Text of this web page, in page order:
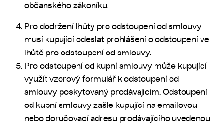
občanského zákoníku.
Pro dodržení lhůty pro odstoupení od smlouvy
musí kupující odeslat prohlášení o odstoupení ve
lhůtě pro odstoupení od smlouvy.
Pro odstoupení od kupní smlouvy může kupující
využít vzorový formulář k odstoupení od
smlouvy poskytovaný prodávajícím. Odstoupení
od kupní smlouvy zašle kupující na emailovou
nebo doručovací adresu prodávajícího uvedenou